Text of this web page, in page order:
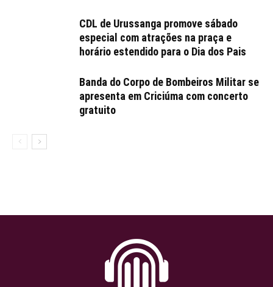
CDL de Urussanga promove sábado
especial com atrações na praça e
horário estendido para o Dia dos Pais
Banda do Corpo de Bombeiros Militar se
apresenta em Criciúma com concerto
gratuito